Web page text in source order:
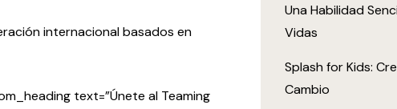
internacional basados en
text=”Únete al Teaming
Una Habilidad
Vidas
Splash for Kids:
Cambio